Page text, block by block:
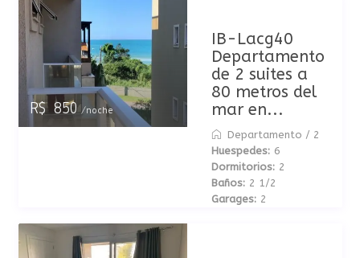
R$ 850/noche
IB-Lacg40
Departamento
de 2 suites a
80 metros del
mar en...
Departamento / 2
Huespedes: 6
Dormitorios: 2
Baños: 2 1/2
Garages: 2